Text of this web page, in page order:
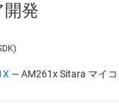
発
—AM261x Sitara マイ